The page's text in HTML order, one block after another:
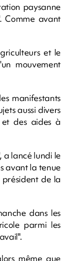
paysanne
Comme avant
et le
mouvement
manifestants
aussi divers
et des aides à
a lancé lundi le
avant la tenue
de la
dans les
parmi les
même que